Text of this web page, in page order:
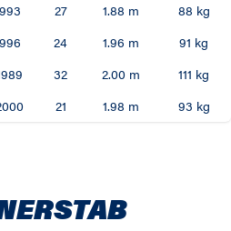
27 1.88 m
88 kg
24 1.96 m
91 kg
32 2.00 m
111 kg
21 1.98 m 93 kg